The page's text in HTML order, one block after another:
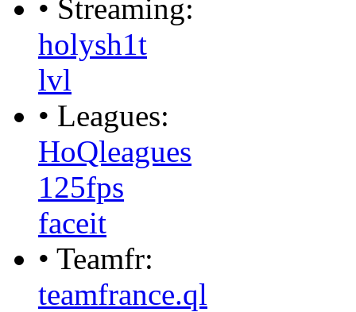
• Streaming:
holysh1t
lvl
• Leagues:
HoQleagues
125fps
faceit
• Teamfr:
teamfrance.ql